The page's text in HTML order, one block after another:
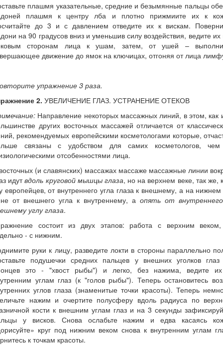
плашмя указательные, средние и безымянные пальцы
плашмя к центру лба и плотно прижмиите их к
до 3 и с давлением отведите их к вискам.
на 90 градусов вниз и уменьшив силу воздействия, ведите их
сторонам лица к ушам, затем, от ушей –
движение до ямок на ключицах, отгоняя от лица
упражнение 3 раза.
2. УВЕЛИЧЕНИЕ ГЛАЗ. УСТРАНЕНИЕ ОТЕКОВ
Направление некоторых массажных линий, в этом, как
других восточных массажей отличается от
рекомендуемых европейскими косметологами которые,
связаны с удобством для самих косметологов,
отсобенностями лица.
(и славянских) массажах массаже массажные линии
идутвдоль круговой мышцы глаза, но на верхнем веке, так же,
европейцев, от внутреннего угла глаза к внешнему, а на
от внешнего угла к внутреннему, а опять от
углу глаза.
состоит из двух этапов: работа с верхним
- с нижним.
руки к лицу, разведите локти в стороны параллельно
подушечки средних пальцев у внешних уголков
это - "хвост рыбы") и легко, без нажима, ведите
углам глаз (к "голов рыбы"). Теперь остановитесь
углов глаза (знаменитые точки красоты). Теперь
нажим и очертите полусферу вдоль радиуса по
кости к внешним углам глаз и на 3 секунды
у висков. Снова ослабьте нажим и едва касаясь
круг под нижним веком снова к внутренним углам
к точкам красоты.